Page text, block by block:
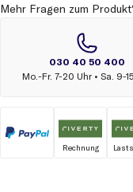
Mehr Fragen zum
Rechnung